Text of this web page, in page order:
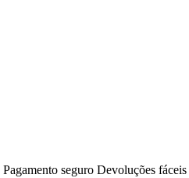
Pagamento seguro Devoluções fáceis